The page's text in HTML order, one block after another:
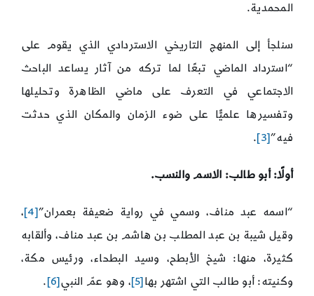
المحمدية.
سنلجأ إلى المنهج التاريخي الاستردادي الذي يقوم على
“استرداد الماضي تبعًا لما تركه من آثار يساعد الباحث
الاجتماعي في التعرف على ماضي الظاهرة وتحليلها
وتفسيرها علميًّا على ضوء الزمان والمكان الذي حدثت
فيه”[3]
.
أولًا: أبو طالب: الاسم والنسب.
“اسمه عبد مناف، وسمي في رواية ضعيفة بعمران”[4]
،
وقيل شيبة بن عبد المطلب بن هاشم بن عبد مناف، وألقابه
كثيرة، منها: شيخ الأبطح، وسيد البطحاء، ورئيس مكة،
وكنيته: أبو طالب التي اشتهر بها[5] ، وهو عمّ النبي[6]
.